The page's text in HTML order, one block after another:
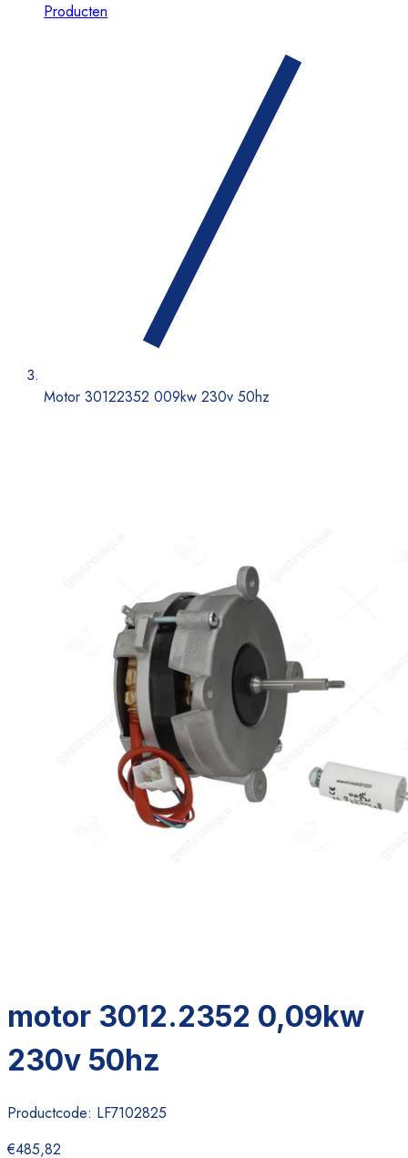
Producten
Motor 30122352 009kw 230v 50hz
motor 3012.2352 0,09kw
230v 50hz
Productcode: LF7102825
€485,82